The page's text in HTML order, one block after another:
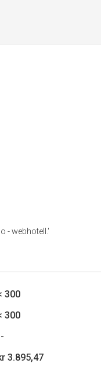
- webhotell.'
300
300
3.895,47